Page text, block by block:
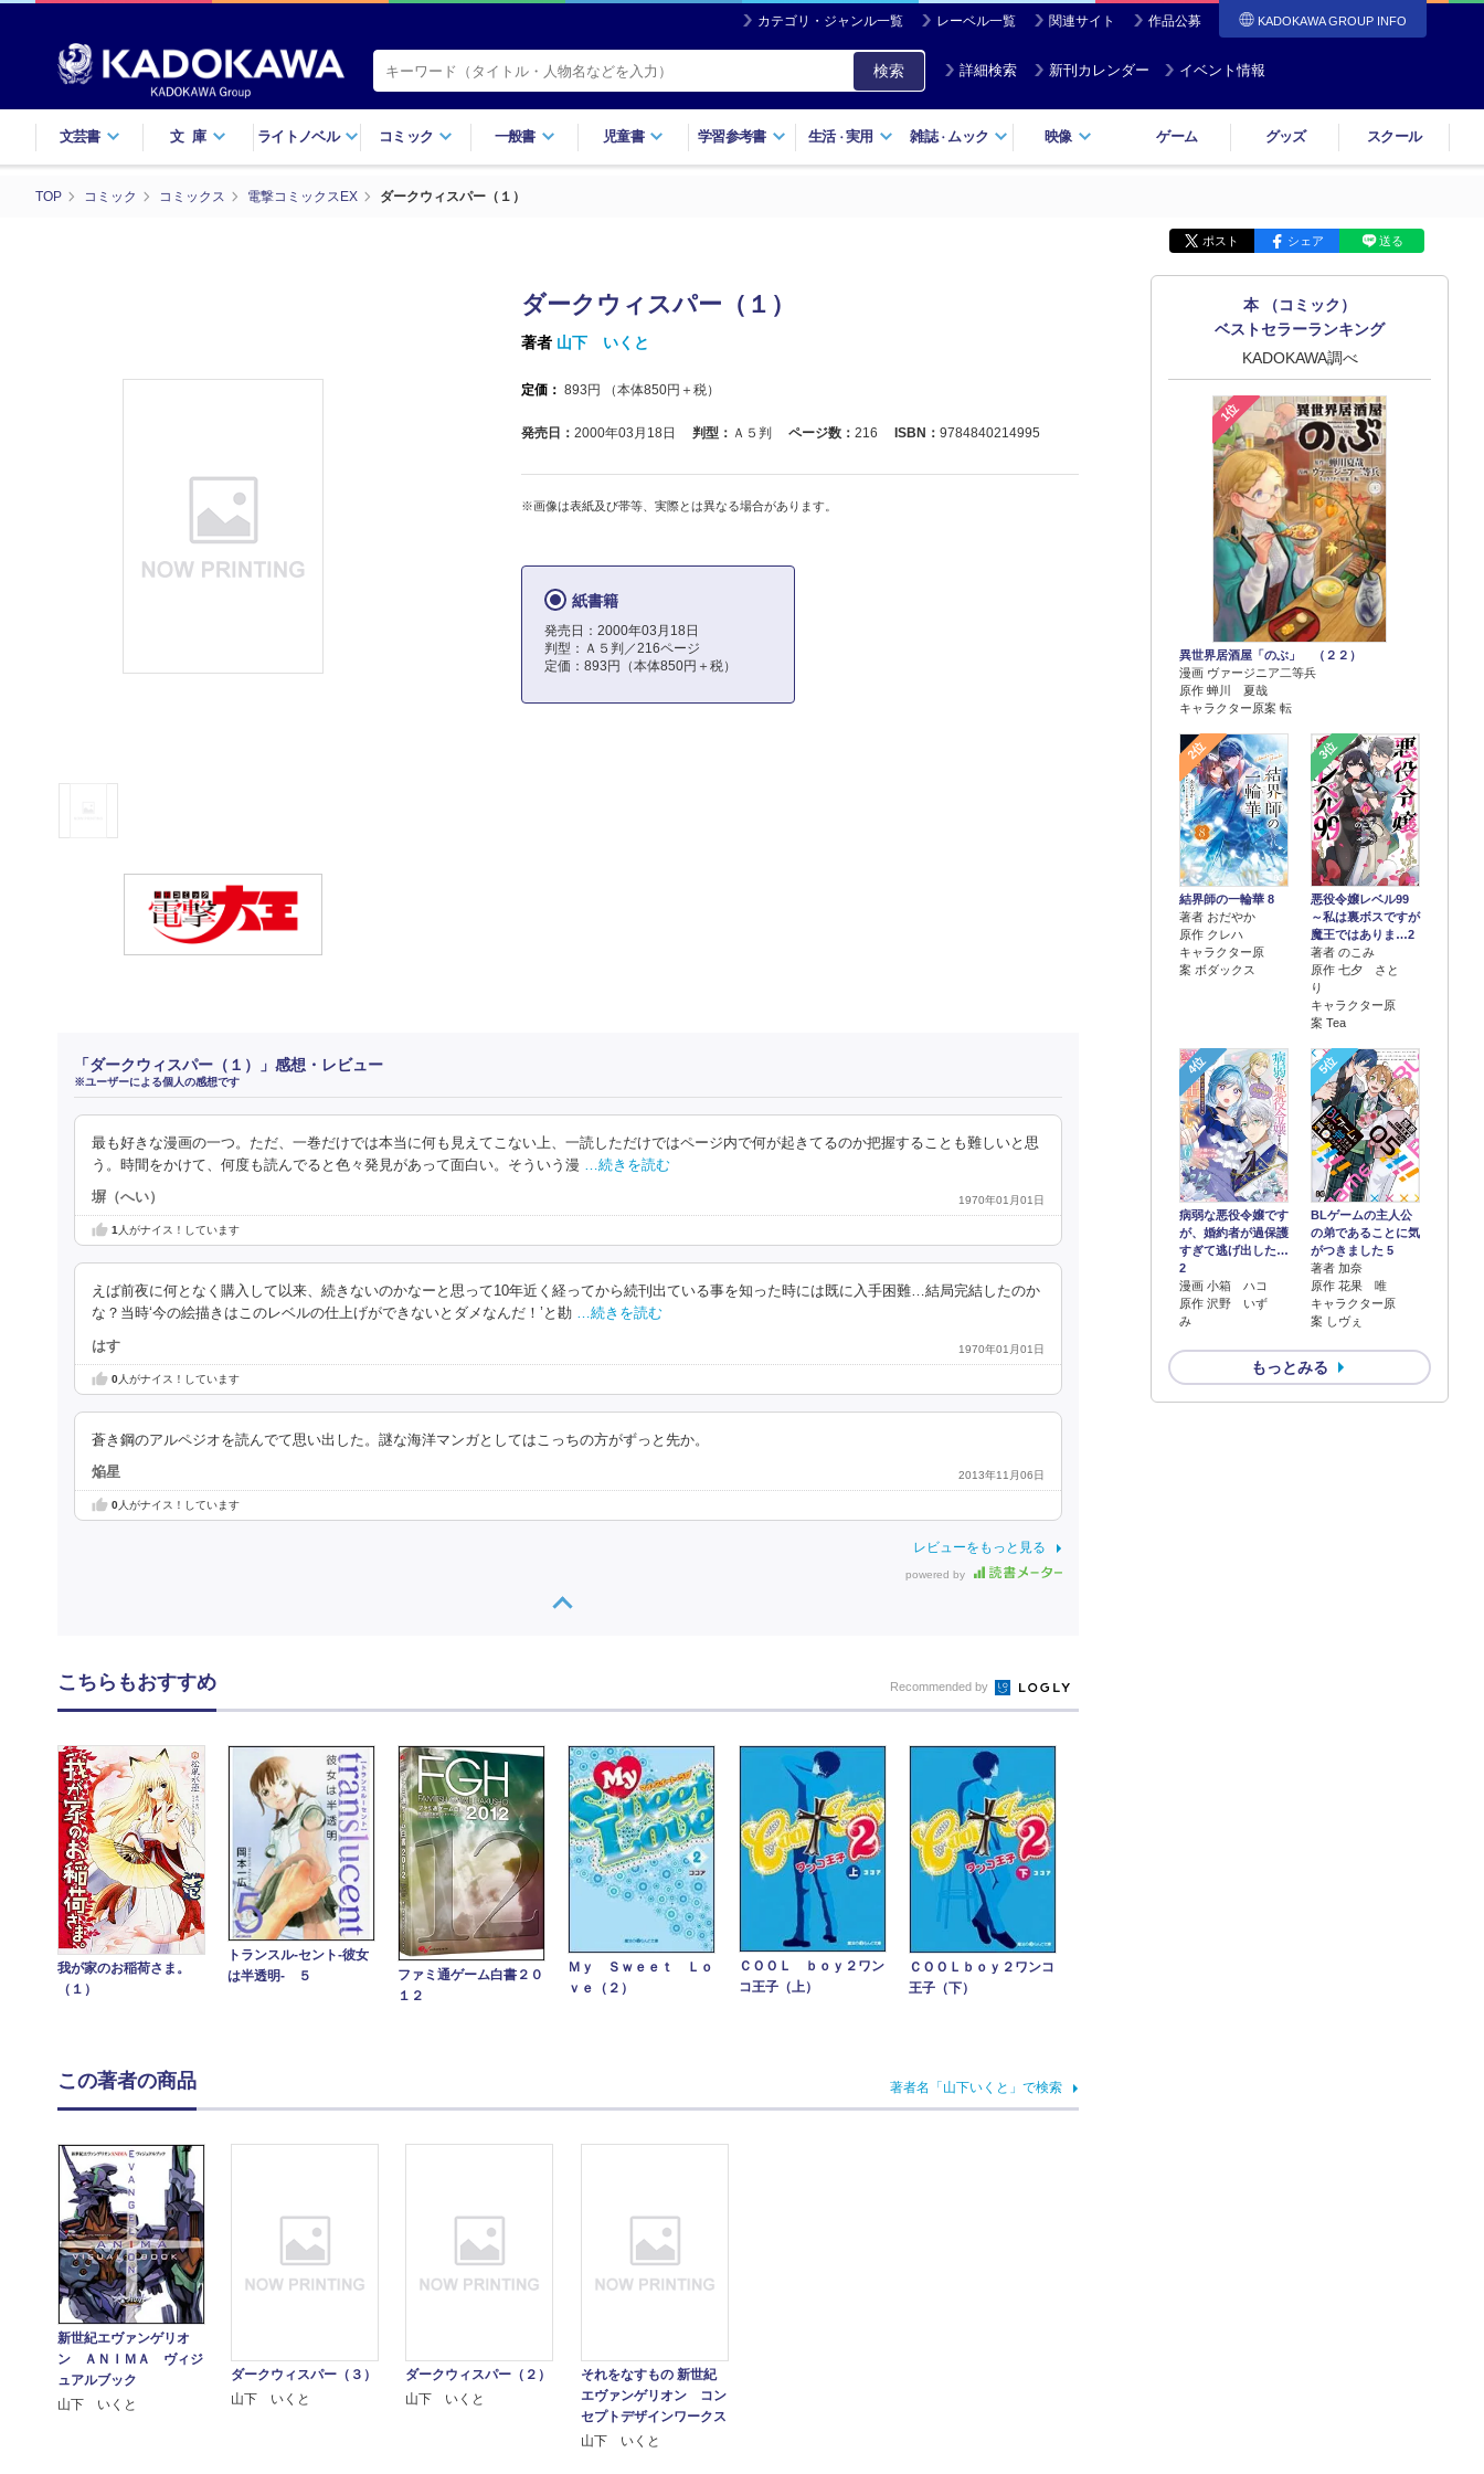
カテゴリ・ジャンル一覧 レーベル一覧 関連サイト 作品公募 KADOKAWA GROUP INFO
検索 詳細検索 新刊カレンダー イベント情報
文芸書 文庫 ライトノベル コミック 一般書 児童書 学習参考書 生活・実用 雑誌・ ムック 映像 ゲーム グッズ スクール
TOP コミック コミックス 電撃コミックスEX ダークウィスパー（１）
ポスト シェア 送る
ダークウィスパー（１）
著者 山下 いくと
定価： 893 円 （本体850円＋税）
発売日： 2000年03月18日 判型： Ａ５判 ページ数： 216 ISBN： 9784840214995
※画像は表紙及び帯等、実際とは異なる場合があります。
紙書籍
発売日：2000年03月18日
判型：Ａ５判／216ページ
定価：893円（本体850円＋税）
「ダークウィスパー（１）」感想・レビュー
※ユーザーによる個人の感想です
最も好きな漫画の一つ。ただ、一巻だけでは本当に何も見えてこない上、一読しただけではページ内で何が起きてるのか把握することも難しいと思
う。時間をかけて、何度も読んでると色々発見があって面白い。そういう漫
…続きを読む
塀（へい） 1970年01月01日
1人がナイス！しています
えば前夜に何となく購入して以来、続きないのかなーと思って10年近く経ってから続刊出ている事を知った時には既に入手困難…結局完結したのか
な？当時‘今の絵描きはこのレベルの仕上げができないとダメなんだ！’と勘 …続きを読む
はす 1970年01月01日
0人がナイス！しています
蒼き鋼のアルペジオを読んでて思い出した。謎な海洋マンガとしてはこっちの方がずっと先か。
焔星 2013年11月06日
0人がナイス！しています
レビューをもっと見る
powered by
本 （コミック）
ベストセラーランキング
KADOKAWA調べ
1位
異世界居酒屋「のぶ」 （２２）
漫画 ヴァージニア二等兵
原作 蝉川 夏哉
キャラクター原案 転
2位
結界師の一輪華 8
著者 おだやか
原作 クレハ
キャラクター原
案 ボダックス
3位
悪役令嬢レベル99
～私は裏ボスですが
魔王ではありま…2
著者 のこみ
原作 七夕 さと
り
キャラクター原
案 Tea
4位
病弱な悪役令嬢です
が、婚約者が過保護
すぎて逃げ出した…
2
漫画 小箱 ハコ
原作 沢野 いず
み
5位
BLゲームの主人公
の弟であることに気
がつきました 5
著者 加奈
原作 花果 唯
キャラクター原
案 しヴぇ
もっとみる
こちらもおすすめ Recommended by
我が家のお稲荷さま。
（１）
トランスル‐セント‐彼女
は半透明‐ ５
ファミ通ゲーム白書２０
１２
Ｍｙ Ｓｗｅｅｔ Ｌｏ
ｖｅ（２）
ＣＯＯＬ ｂｏｙ２ワン
コ王子（上）
ＣＯＯＬｂｏｙ２ワンコ
王子（下）
この著者の商品 著者名「山下いくと」で検索
新世紀エヴァンゲリオ
ン ＡＮＩＭＡ ヴィジ
ュアルブック
山下 いくと
ダークウィスパー（３）
山下 いくと
ダークウィスパー（２）
山下 いくと
それをなすもの 新世紀
エヴァンゲリオン コン
セプトデザインワークス
山下 いくと